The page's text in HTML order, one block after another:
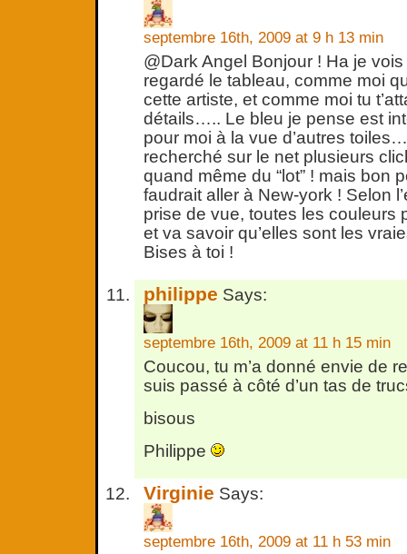
septembre 16th, 2009 at 9 h 13 min
@Dark Angel Bonjour ! Ha je
regardé le tableau, comme moi
cette artiste, et comme moi tu
détails….. Le bleu je pense est
pour moi à la vue d’autres
recherché sur le net plusieurs
quand même du “lot” ! mais bon
faudrait aller à New-york ! Selon
prise de vue, toutes les couleurs
et va savoir qu’elles sont les
Bises à toi !
philippe Says:
septembre 16th, 2009 at 11 h 15 min
Coucou, tu m’a donné envie de
suis passé à côté d’un tas de
bisous
Philippe
Virginie Says:
septembre 16th, 2009 at 11 h 53 min